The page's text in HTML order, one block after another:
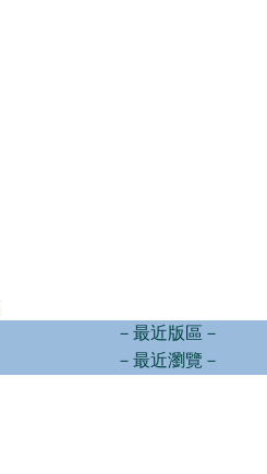
－最近版區－
－最近瀏覽－